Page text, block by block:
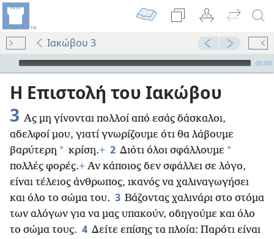
Ιακώβου 3
Audio Player
00:00
Η Επιστολή του Ιακώβου
3 Ας μη γίνονται πολλοί από εσάς δάσκαλοι,
αδελφοί μου, γιατί γνωρίζουμε ότι θα λάβουμε
βαρύτερη * κρίση.+ 2 Διότι όλοι σφάλλουμε *
πολλές φορές.+ Αν κάποιος δεν σφάλλει σε λόγο,
είναι τέλειος άνθρωπος, ικανός να χαλιναγωγήσει
και όλο το σώμα του. 3 Βάζοντας χαλινάρι στο στόμα
των αλόγων για να μας υπακούν, οδηγούμε και όλο
το σώμα τους. 4 Δείτε επίσης τα πλοία: Παρότι είναι